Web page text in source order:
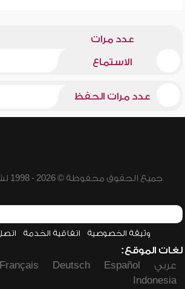
عدد مرات
الاستماع
عدد مرات الحفظ
جميع الحقوق محفوظة © 2026 - 1998 لشبكة إسلام ويب
وثيقة الخصوصية اتفاقية الخدمة
لغات الموقع:
عربي
Español
Deutsch
Français
Indonesia